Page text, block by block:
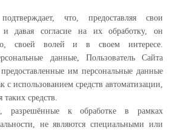
что, предоставляя свои
и давая согласие на их обработку, он
своей волей и в своем интересе.
данные, Пользователь Сайта
им персональные данные
с использованием средств автоматизации,
таких средств.
разрешённые к обработке в рамках
не являются специальными или